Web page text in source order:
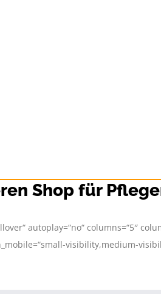
Shop für
autoplay=“no“ columns=“5″
visibility,medium-